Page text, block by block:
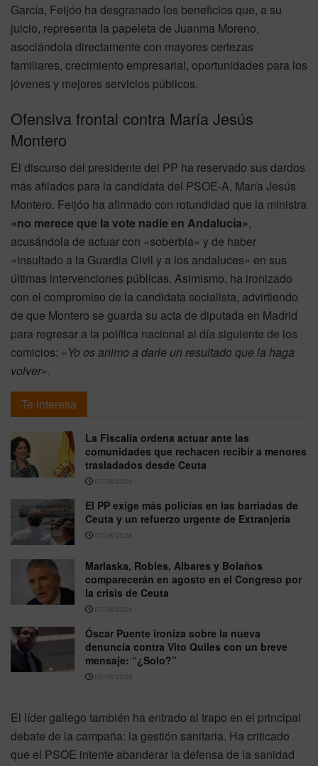
García, Feijóo ha desgranado los beneficios que, a su
juicio, representa la papeleta de Juanma Moreno,
asociándola directamente con mayores certezas
familiares, crecimiento empresarial, oportunidades para los
jóvenes y mejores servicios públicos.
Ofensiva frontal contra María Jesús
Montero
El discurso del presidente del PP ha reservado sus dardos
más afilados para la candidata del PSOE-A, María Jesús
Montero. Feijóo ha afirmado con rotundidad que la ministra
«no merece que la vote nadie en Andalucía»,
acusándola de actuar con «soberbia» y de haber
«insultado a la Guardia Civil y a los andaluces» en sus
últimas intervenciones públicas. Asimismo, ha ironizado
con el compromiso de la candidata socialista, advirtiendo
de que Montero se guarda su acta de diputada en Madrid
para regresar a la política nacional al día siguiente de los
comicios: «Yo os animo a darle un resultado que la haga
volver».
Te interesa
La Fiscalía ordena actuar ante las
comunidades que rechacen recibir a menores
trasladados desde Ceuta
07/08/2026
El PP exige más policías en las barriadas de
Ceuta y un refuerzo urgente de Extranjería
07/08/2026
Marlaska, Robles, Albares y Bolaños
comparecerán en agosto en el Congreso por
la crisis de Ceuta
07/08/2026
Óscar Puente ironiza sobre la nueva
denuncia contra Vito Quiles con un breve
mensaje: “¿Solo?”
06/08/2026
El líder gallego también ha entrado al trapo en el principal
debate de la campaña: la gestión sanitaria. Ha criticado
que el PSOE intente abanderar la defensa de la sanidad